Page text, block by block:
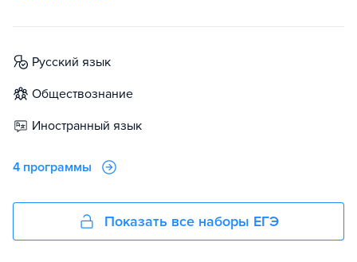
русский язык
обществознание
иностранный язык
4 программы
Показать все наборы ЕГЭ